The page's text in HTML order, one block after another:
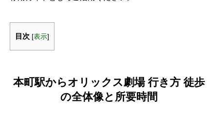
目次 [表示]
本町駅からオリックス劇場 行き方 徒歩
の全体像と所要時間